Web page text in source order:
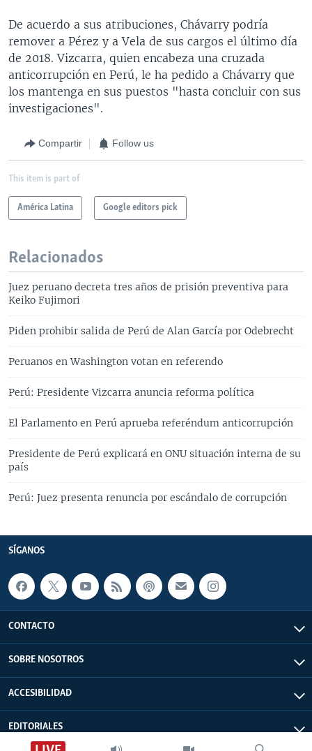
De acuerdo a sus atribuciones, Chávarry podría
remover a Pérez y a Vela de sus cargos el último día
de 2018. Vizcarra, quien encabeza una cruzada
anticorrupción en Perú, le ha pedido a Chávarry que
los mantenga en sus puestos "hasta concluir con sus
investigaciones".
Compartir Follow us
This item is part of
América Latina Google editors pick
Relacionados
Juez peruano decreta tres años de prisión preventiva para
Keiko Fujimori
Piden prohibir salida de Perú de Alan García por Odebrecht
Peruanos en Washington votan en referendo
Perú: Presidente Vizcarra anuncia reforma política
El Parlamento en Perú aprueba referéndum anticorrupción
Presidente de Perú explicará en ONU situación interna de su
país
Perú: Juez presenta renuncia por escándalo de corrupción
SÍGANOS
CONTACTO
SOBRE NOSOTROS
ACCESIBILIDAD
EDITORIALES